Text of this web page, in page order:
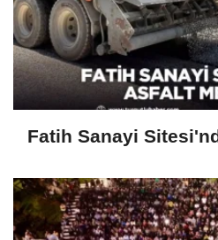
Fatih Sanayi